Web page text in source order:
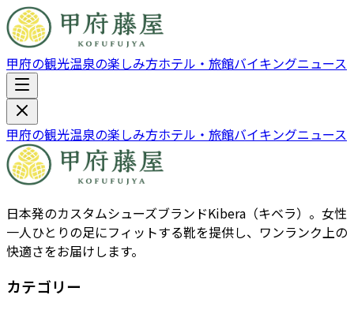
甲府の観光温泉の楽しみ方ホテル・旅館バイキングニュース
甲府の観光温泉の楽しみ方ホテル・旅館バイキングニュース
日本発のカスタムシューズブランドKibera（キベラ）。女性
一人ひとりの足にフィットする靴を提供し、ワンランク上の
快適さをお届けします。
カテゴリー